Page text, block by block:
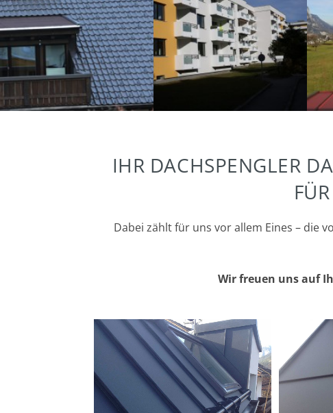
IHR DACHSPENGLER
Dabei zählt für uns vor allem Eines – die
Wir freuen uns auf